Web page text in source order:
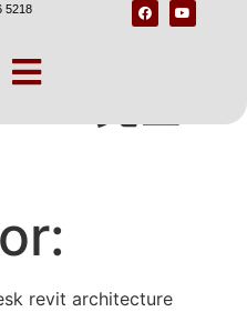
5218
完全
revit architecture